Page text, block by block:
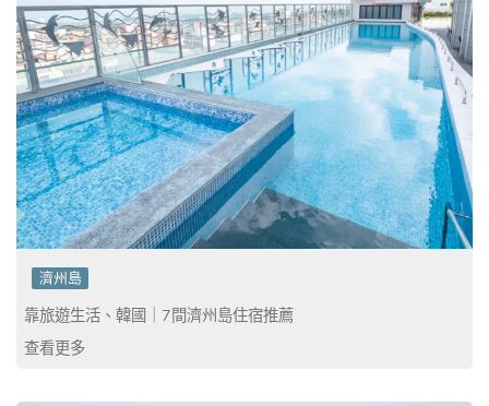
濟州島
靠旅遊生活、韓國｜7間濟州島住宿推薦
查看更多